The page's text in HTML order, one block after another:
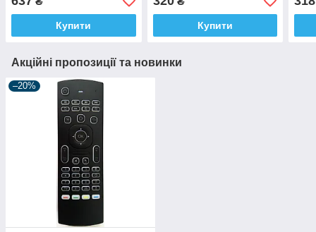
Купити Купити
Акційні пропозиції та новинки
–20%